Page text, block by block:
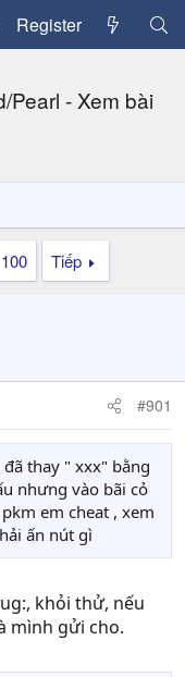
Register
Pearl - Xem bài
100 Tiếp
#901
thay " xxx" bằng
nhưng vào bãi cỏ
em cheat , xem
ấn nút gì
khỏi thử, nếu
mình gửi cho.